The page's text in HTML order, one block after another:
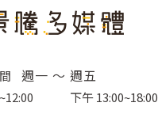
週一 ～ 週五
下午 13:00~18:00